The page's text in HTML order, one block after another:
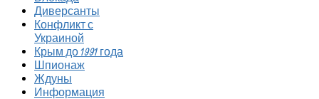
Диверсанты
Конфликт с
Украиной
Крым до 1991 года
Шпионаж
Ждуны
Информация